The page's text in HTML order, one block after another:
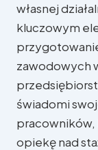
własnej
kluczowym
zawodowych
świadomi
opiekę nad